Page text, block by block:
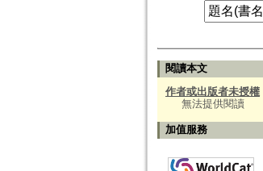
閱讀本文
作者或出版者未授權
無法提供閱讀
加值服務